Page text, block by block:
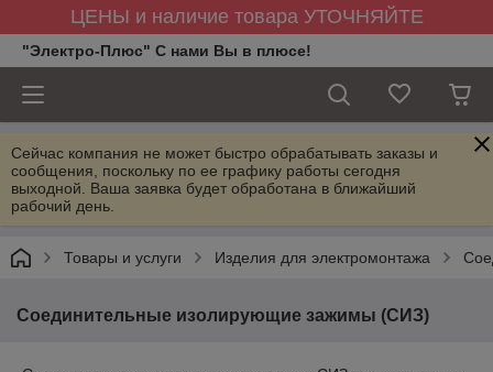
ЦЕНЫ и наличие товара УТОЧНЯЙТЕ
"Электро-Плюс" С нами Вы в плюсе!
Сейчас компания не может быстро обрабатывать заказы и
сообщения, поскольку по ее графику работы сегодня
выходной. Ваша заявка будет обработана в ближайший
рабочий день.
Товары и услуги Изделия для электромонтажа
Соединительные изолирующие зажимы (СИЗ)